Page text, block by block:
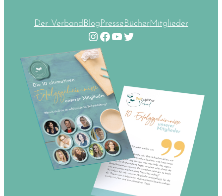
Der VerbandBlogPresseBücherMitglieder
Instagram Facebook YouTube Twitter